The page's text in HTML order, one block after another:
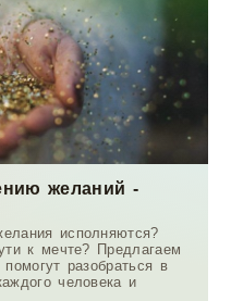
желаний -
исполняются?
к мечте? Предлагаем
разобраться в
человека и